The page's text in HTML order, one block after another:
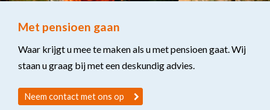
Met pensioen gaan
Waar krijgt u mee te maken als u met pensioen gaat. Wij
staan u graag bij met een deskundig advies.
Neem contact met ons op